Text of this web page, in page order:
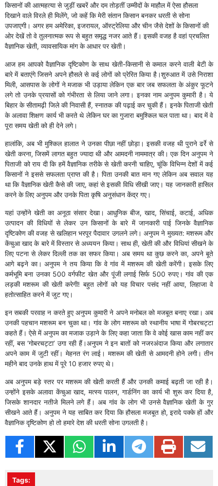
किसानों की आत्महत्या से जुड़ीं खबरें और दम तोड़तीं उम्मीदों के माहौल में ऐसा हौसला
दिखाने वाले विरले ही मिलेंगे, जो कहें कि मेरी संतान किसान बनकर धरती से सोना
उपजाएगी। अगर हम अमेरिका, इजरायल, ऑस्ट्रेलिया और चीन जैसे देशों के किसानों की
ओर देखें तो वे तुलनात्मक रूप से बहुत समृद्ध नजर आते हैं। इसकी वजह है वहां प्रचलित
वैज्ञानिक खेती, व्यावसायिक मांग के आधार पर खेती।
आज हम आपको वैज्ञानिक दृष्टिकोण के साथ खेती-किसानी से कमाल करने वाली बेटी के
बारे में बताएंगे जिसने अपने हौसले से कई लोगों को प्रेरित किया है।शुरुआत में उसे निराशा
मिली, आसपास के लोगों ने मजाक भी उड़ाया लेकिन एक बार जब सफलता के अंकुर फूटने
लगे तो उनके प्रयासों को गंभीरता से लिया जाने लगा। इनका नाम अनुपम कुमारी है। ये
बिहार के सीतामढ़ी जिले की निवासी हैं, स्नातक की पढ़ाई कर चुकी हैं। इनके पिताजी खेती
के अलावा शिक्षण कार्य भी करते थे लेकिन घर का गुजारा बमुश्किल चल पाता था। बाद में वे
पूरा समय खेती को ही देने लगे।
हालांकि, अब भी मुश्किल हालात ने उनका पीछा नहीं छोड़ा। इसकी वजह थी पुराने ढर्रे से
खेती करना, जिसमें लागत बहुत ज्यादा थी और आमदनी नाममात्र की। एक दिन अनुपम ने
पिताजी को राय दी कि हमें वैज्ञानिक तरीके से खेती करनी चाहिए, चूंकि विभिन्न देशों में कई
किसानों ने इससे सफलता प्राप्त की है। पिता उनकी बात मान गए लेकिन अब सवाल यह
था कि वैज्ञानिक खेती कैसे की जाए, कहां से इसकी विधि सीखी जाए। यह जानकारी हासिल
करने के लिए अनुपम और उनके पिता कृषि अनुसंधान केंद्र गए।
यहां उन्होंने खेती का अनूठा संसार देखा। आधुनिक बीज, खाद, सिंचाई, कटाई, अधिक
उत्पादन की विधियों से लेकर उन किसानों के बारे में जानकारी पाई जिनके वैज्ञानिक
दृष्टिकोण की वजह से खलिहान भरपूर पैदावार उगलने लगे। अनुपम ने मुख्यत: मशरूम और
केंचुआ खाद के बारे में विस्तार से अध्ययन किया। साथ ही, खेती की और विधियां सीखने के
लिए पटना से लेकर दिल्ली तक का सफर किया। अब समय था कुछ करने का, अपने बूते
आगे बढ़ने का। अनुपम ने तय किया कि वे गांव में मशरूम की खेती करेंगी। इसके लिए
कर्मभूमि बना उनका 500 वर्गफीट खेत और पूंजी लगाई सिर्फ 500 रुपए। गांव की एक
लड़की मशरूम की खेती करेगी! बहुत लोगों को यह विचार पसंद नहीं आया, लिहाजा वे
हतोत्साहित करने में जुट गए।
इन सबकी परवाह न करते हुए अनुपम कुमारी ने अपने मनोबल को मजबूत बनाए रखा। अब
उनकी पहचान मशरूम बन चुका था। गांव के लोग मशरूम को स्थानीय भाषा में गोबरचट्टा
कहते हैं। ऐसे में अनुपम का मजाक उड़ाने के लिए कहा जाता कि वे कोई खास काम नहीं कर
रहीं, बस ‘गोबरचट्टा’ उगा रही हैं।अनुपम ने इन बातों को नजरअंदाज किया और लगातार
अपने काम में जुटी रहीं। मेहनत रंग लाई। मशरूम की खेती से आमदनी होने लगी। तीन
महीने बाद उनके हाथ में पूरे 10 हजार रुपए थे।
अब अनुपम बड़े स्तर पर मशरूम की खेती करती हैं और उनकी कमाई बढ़ती जा रही है।
उन्होंने इसके अलावा केंचुआ खाद, मत्स्य पालन, गार्डनिंग का कार्य भी शुरू कर दिया है,
जिसके शानदार नतीजे मिलने लगे हैं। अब गांव के लोग भी उनसे वैज्ञानिक खेती के गुर
सीखने आते हैं। अनुपम ने यह साबित कर दिया कि हौसला मजबूत हो, इरादे पक्के हों और
वैज्ञानिक दृष्टिकोण हो तो हमारे देश की धरती सोना उगलती है।
Tags: